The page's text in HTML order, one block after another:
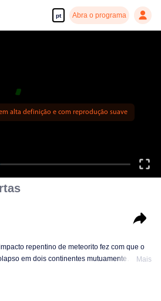
pt Abra o programa
repentino de meteorito fez com que o
em dois continentes mutuamente
de vários países para desenvolver um
Mais